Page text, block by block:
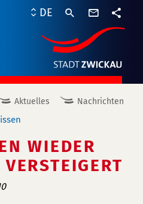
DE
Aktuelles Nachrichten
WIEDER